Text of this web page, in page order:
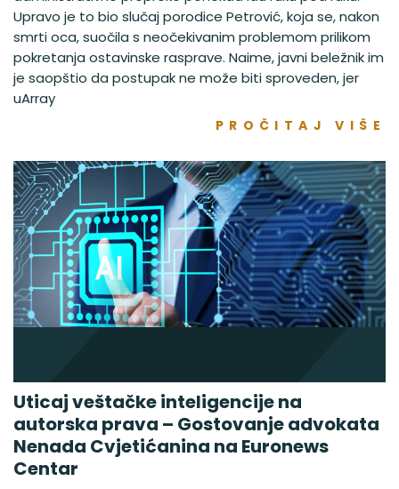
Upravo je to bio slučaj porodice Petrović, koja se, nakon
smrti oca, suočila s neočekivanim problemom prilikom
pokretanja ostavinske rasprave. Naime, javni beležnik im
je saopštio da postupak ne može biti sproveden, jer
uArray
PROČITAJ VIŠE
Uticaj veštačke inteligencije na
autorska prava – Gostovanje advokata
Nenada Cvjetićanina na Euronews
Centar